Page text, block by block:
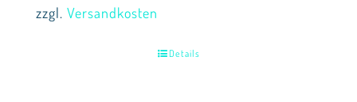
zzgl. Versandkosten
Details